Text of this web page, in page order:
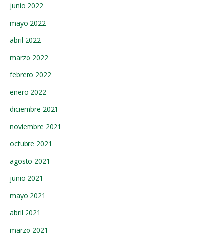
junio 2022
mayo 2022
abril 2022
marzo 2022
febrero 2022
enero 2022
diciembre 2021
noviembre 2021
octubre 2021
agosto 2021
junio 2021
mayo 2021
abril 2021
marzo 2021